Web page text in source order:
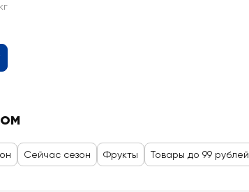
Сейчас сезон Фрукты Товары до 99 рублей